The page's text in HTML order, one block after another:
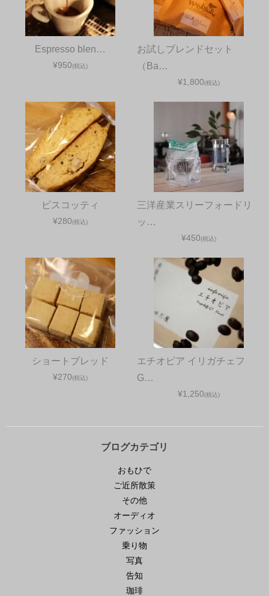
Espresso blen…
¥950(税込)
お試しブレンドセット
（Ba…
¥1,800(税込)
ビスコッティ
¥280(税込)
三洋産業スリーフォードリ
ッ…
¥450(税込)
ショートブレッド
¥270(税込)
エチオピア イリガチェフ
G…
¥1,250(税込)
ブログカテゴリ
おもひで
ご近所散策
その他
オーディオ
ファッション
乗り物
写真
告知
珈琲